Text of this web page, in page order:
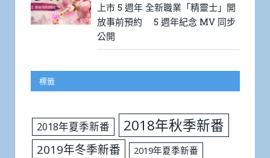
上市 5 週年 全新職業「精靈士」開
放事前預約 5 週年紀念 MV 同步
公開
標籤
2018年夏季新番 2018年秋季新番
2019年冬季新番
2019年夏季新番